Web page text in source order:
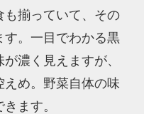
も揃っていて、その
す。一目でわかる黒
濃く見えますが、
め。野菜自体の味
ます。